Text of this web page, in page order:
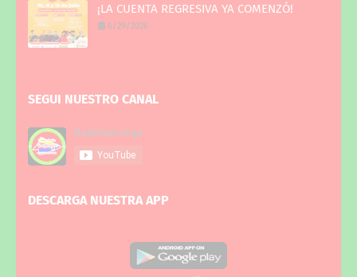
¡LA CUENTA REGRESIVA YA COMENZÓ!
6/29/2026
SEGUI NUESTRO CANAL
DESCARGA NUESTRA APP